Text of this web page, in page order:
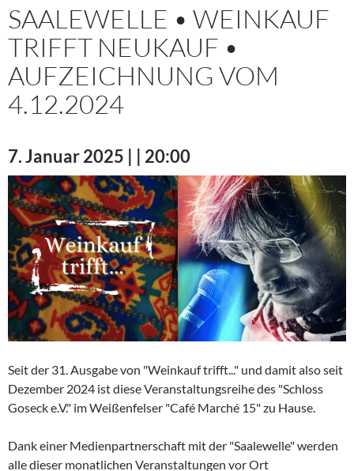
SAALEWELLE • WEINKAUF
TRIFFT NEUKAUF •
AUFZEICHNUNG VOM
4.12.2024
7. Januar 2025 | | 20:00
Seit der 31. Ausgabe von "Weinkauf trifft..." und damit also seit
Dezember 2024 ist diese Veranstaltungsreihe des "Schloss
Goseck e.V." im Weißenfelser "Café Marché 15" zu Hause.
Dank einer Medienpartnerschaft mit der "Saalewelle" werden
alle dieser monatlichen Veranstaltungen vor Ort